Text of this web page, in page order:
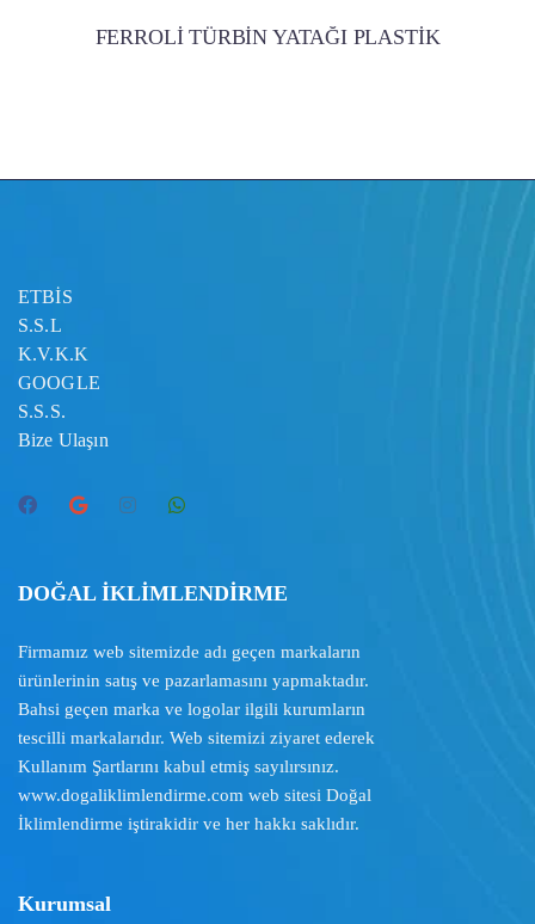
FERROLİ TÜRBİN YATAĞI PLASTİK
ETBİS
S.S.L
K.V.K.K
GOOGLE
S.S.S.
Bize Ulaşın
DOĞAL İKLİMLENDİRME
Firmamız web sitemizde adı geçen markaların
ürünlerinin satış ve pazarlamasını yapmaktadır.
Bahsi geçen marka ve logolar ilgili kurumların
tescilli markalarıdır. Web sitemizi ziyaret ederek
Kullanım Şartlarını kabul etmiş sayılırsınız.
www.dogaliklimlendirme.com web sitesi Doğal
İklimlendirme iştirakidir ve her hakkı saklıdır.
Kurumsal